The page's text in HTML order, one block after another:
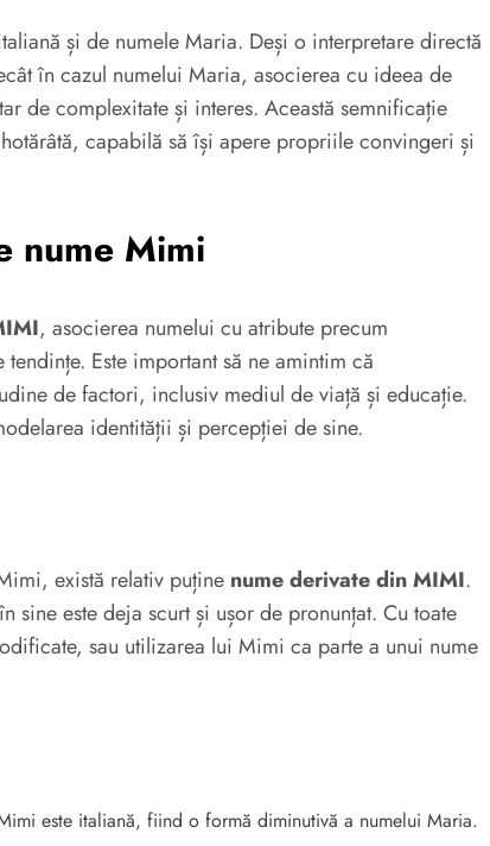
și de numele Maria. Deși o interpretare directă
în cazul numelui Maria, asocierea cu ideea de
de complexitate și interes. Această semnificație
capabilă să își apere propriile convingeri și
nume Mimi
, asocierea numelui cu atribute precum
Este important să ne amintim că
de factori, inclusiv mediul de viață și educație.
identității și percepției de sine.
există relativ puține nume derivate din MIMI.
sine este deja scurt și ușor de pronunțat. Cu toate
sau utilizarea lui Mimi ca parte a unui nume
este italiană, fiind o formă diminutivă a numelui Maria.